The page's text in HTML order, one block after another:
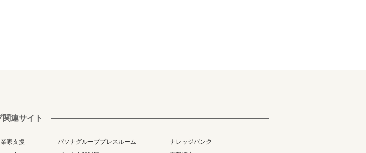
連サイト
家支援 パソナグループプレスルーム
ナレッジバンク